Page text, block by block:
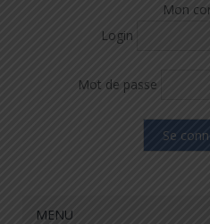
Mon
Login
Mot de passe
MENU